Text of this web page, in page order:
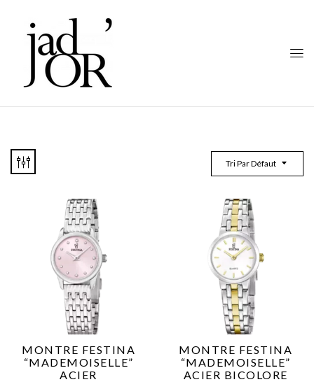
Tri Par Défaut
MONTRE FESTINA
“MADEMOISELLE”
ACIER
MONTRE FESTINA
“MADEMOISELLE”
ACIER BICOLORE